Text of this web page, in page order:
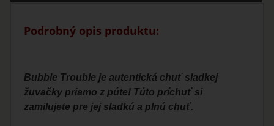
Podrobný opis produktu:
Bubble Trouble je autentická chuť sladkej
žuvačky priamo z púte! Túto príchuť si
zamilujete pre jej sladkú a plnú chuť.